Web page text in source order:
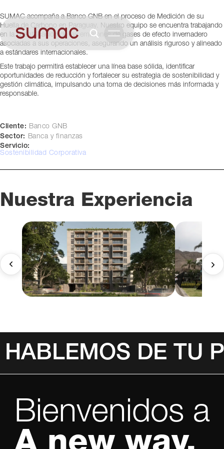
SUMAC acompaña a Banco GNB en el proceso de Medición de su
Huella de Carbono en Paraguay. Nuestro equipo se encuentra trabajando
en la cuantificación de las emisiones de gases de efecto invernadero
asociadas a sus operaciones, asegurando un análisis riguroso y alineado
a estándares internacionales.
Este trabajo permitirá establecer una línea base sólida, identificar
oportunidades de reducción y fortalecer su estrategia de sostenibilidad y
gestión climática, impulsando una toma de decisiones más informada y
responsable.
Cliente: Banco GNB
Sector: Banca y finanzas
Servicio:
Sostenibilidad Corporativa
Nuestra Experiencia
HABLEMOS DE TU
Bienvenidos a